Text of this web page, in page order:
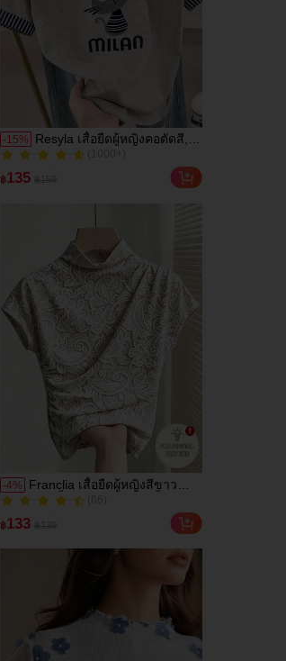
-15%
Resyla เสื้อยืดผู้หญิงคอตัดสี,
หลากสี, ลายพิมพ์แมวน่ารัก,
เสื้อสำหรับออกไปเที่ยวฤดูร้อน,
ช้อปปิ้ง, การเดินทาง เสื้อผ้า
กลางแจ้ง
(1000+)
100+ ขายแล้ว
฿135
-4%
Franclia เสื้อยืดผู้หญิงสีขาว
แขนสั้นทรงเข้ารูปจีบสีพื้นสไตล์
(66)
100+ ขายแล้ว
100+ ขายแล้ว
฿133